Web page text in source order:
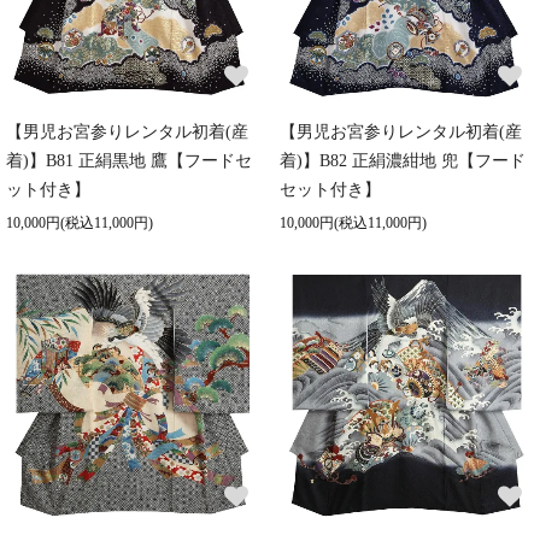
【男児お宮参りレンタル初着(産
着)】B81 正絹黒地 鷹【フードセ
ット付き】
10,000円(税込11,000円)
【男児お宮参りレンタル初着(産
着)】B82 正絹濃紺地 兜【フード
セット付き】
10,000円(税込11,000円)